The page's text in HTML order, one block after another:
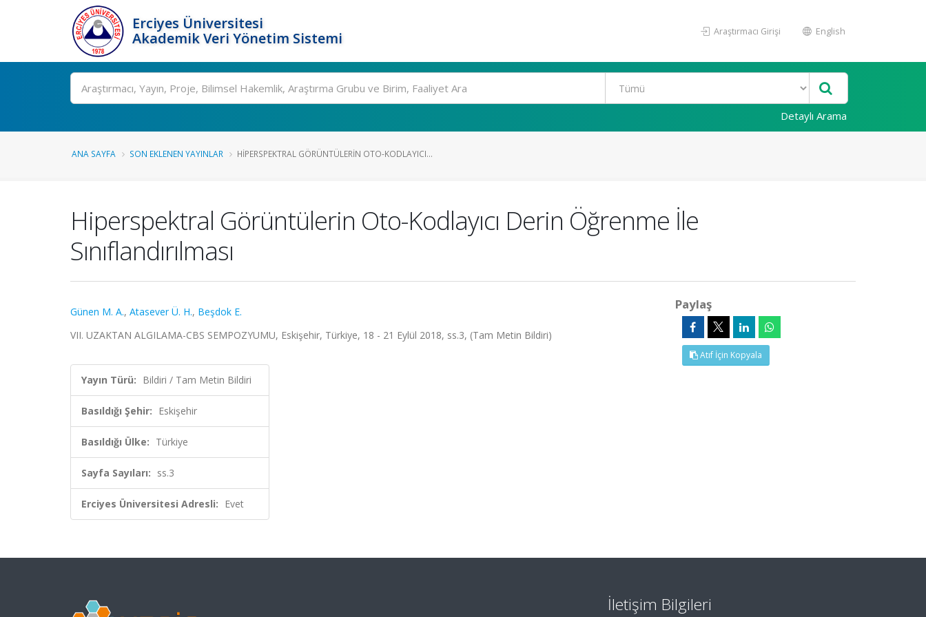
Erciyes Üniversitesi
Akademik Veri Yönetim Sistemi
Araştırmacı Girişi English
Ara
Detaylı Arama
ANA SAYFA SON EKLENEN YAYINLAR HIPERSPEKTRAL GÖRÜNTÜLERIN OTO-KODLAYICI...
Hiperspektral Görüntülerin Oto-Kodlayıcı Derin Öğrenme İle
Sınıflandırılması
Günen M. A., Atasever Ü. H., Beşdok E.
VII. UZAKTAN ALGILAMA-CBS SEMPOZYUMU, Eskişehir, Türkiye, 18 - 21 Eylül 2018, ss.3, (Tam Metin Bildiri)
Yayın Türü: Bildiri / Tam Metin Bildiri
Basıldığı Şehir: Eskişehir
Basıldığı Ülke: Türkiye
Sayfa Sayıları: ss.3
Erciyes Üniversitesi Adresli: Evet
Paylaş
Atıf İçin Kopyala
İletişim Bilgileri